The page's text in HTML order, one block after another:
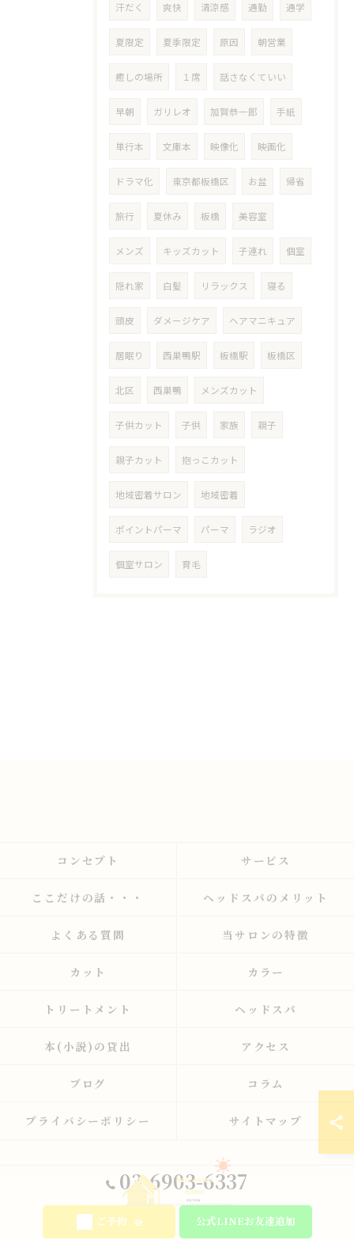
汗だく 爽快 清涼感 通勤 通学
夏限定 夏季限定 原因 朝営業
癒しの場所 １席 話さなくていい
早朝 ガリレオ 加賀恭一郎 手紙
単行本 文庫本 映像化 映画化
ドラマ化 東京都板橋区 お盆 帰省
旅行 夏休み 板橋 美容室
メンズ キッズカット 子連れ 個室
隠れ家 白髪 リラックス 寝る
頭皮 ダメージケア ヘアマニキュア
居眠り 西巣鴨駅 板橋駅 板橋区
北区 西巣鴨 メンズカット
子供カット 子供 家族 親子
親子カット 抱っこカット
地域密着サロン 地域密着
ポイントパーマ パーマ ラジオ
個室サロン 育毛
03-6903-6337
ご予約 公式LINEお友達追加
コンセプト サービス
ここだけの話・・・ ヘッドスパのメリット
よくある質問 当サロンの特徴
カット カラー
トリートメント ヘッドスパ
本(小説)の貸出 アクセス
ブログ コラム
プライバシーポリシー サイトマップ
© 2026 東京都板橋の美容室ならhair salon home ALL RIGHTS RESERVED.